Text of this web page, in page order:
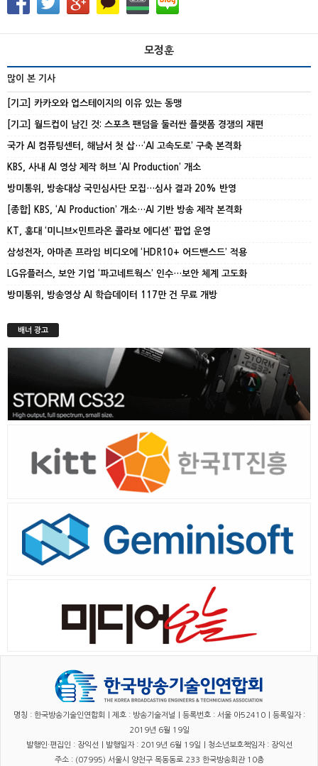
모정훈
많이 본 기사
[기고] 카카오와 업스테이지의 이유 있는 동맹
[기고] 월드컵이 남긴 것: 스포츠 팬덤을 둘러싼 플랫폼 경쟁의 재편
국가 AI 컴퓨팅센터, 해남서 첫 삽…‘AI 고속도로’ 구축 본격화
KBS, 사내 AI 영상 제작 허브 ‘AI Production’ 개소
방미통위, 방송대상 국민심사단 모집…심사 결과 20% 반영
[종합] KBS, ‘AI Production’ 개소…AI 기반 방송 제작 본격화
KT, 홍대 ‘미니브×민트라온 콜라보 에디션’ 팝업 운영
삼성전자, 아마존 프라임 비디오에 ‘HDR10+ 어드밴스드’ 적용
LG유플러스, 보안 기업 ‘파고네트웍스’ 인수…보안 체계 고도화
방미통위, 방송영상 AI 학습데이터 117만 건 무료 개방
배너 광고
명칭 : 한국방송기술인연합회｜제호 : 방송기술저널｜등록번호 : 서울 아52410｜등록일자 :
2019년 6월 19일
발행인·편집인 : 장익선｜발행일자 : 2019년 6월 19일｜청소년보호책임자 : 장익선
주소 : (07995) 서울시 양천구 목동동로 233 한국방송회관 10층